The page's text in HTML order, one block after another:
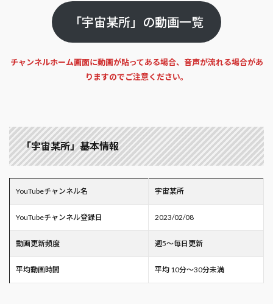
「宇宙某所」の動画一覧
チャンネルホーム画面に動画が貼ってある場合、音声が流れる場合があ
りますのでご注意ください。
「宇宙某所」基本情報
YouTubeチャンネル名 宇宙某所
YouTubeチャンネル登録日 2023/02/08
動画更新頻度 週5～毎日更新
平均動画時間 平均 10分～30分未満